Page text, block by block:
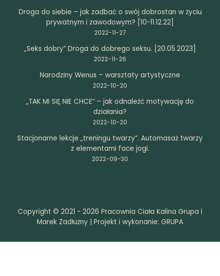
Droga do siebie – jak zadbać o swój dobrostan w życiu
prywatnym i zawodowym? [10-11.12.22]
2022-11-27
„Seks dobry” Droga do dobrego seksu. [20.05.2023]
2022-11-26
Narodziny Wenus – warsztaty artystyczne
2022-10-20
„TAK MI SIĘ NIE CHCE” – jak odnaleźć motywację do
działania?
2022-10-20
Stacjonarne lekcje „treningu twarzy”. Automasaż twarzy
z elementami face jogi.
2022-09-30
Copyright © 2021 - 2026 Pracownia Ciała Kalina Grupa i
Marek Zadłużny | Projekt i wykonanie: GRUPA